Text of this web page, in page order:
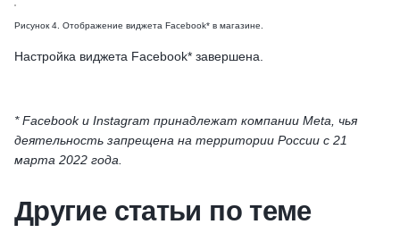
Рисунок 4. Отображение виджета Facebook* в магазине.
Настройка виджета Facebook* завершена.
* Facebook и Instagram принадлежат компании Meta, чья
деятельность запрещена на территории России с 21
марта 2022 года.
Другие статьи по теме